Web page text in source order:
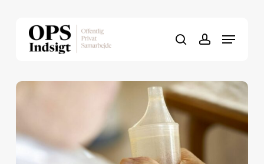
searchaccount
MenuClose